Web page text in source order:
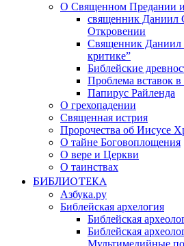
О Священном Предании
священник Даниил
Откровении
Священник Даниил
критике”
Библейские
Проблема вставок
Папирус Райленда
О грехопадении
Священная истрия
Пророчества об Иисусе
О тайне Боговоплощения
О вере и Церкви
О таинствах
БИБЛИОТЕКА
Азбука.ру
Библейская архелогия
Библейская
Библейская